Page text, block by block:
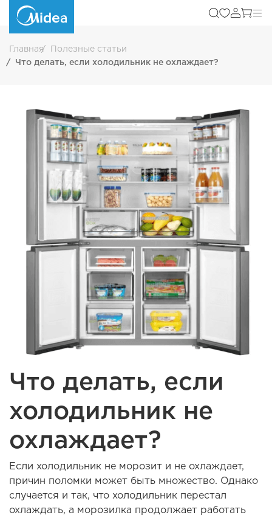
Главная
Полезные статьи
Что делать, если холодильник не охлаждает?
Что делать, если
холодильник не
охлаждает?
Если холодильник не морозит и не охлаждает,
причин поломки может быть множество. Однако
случается и так, что холодильник перестал
охлаждать, а морозилка продолжает работать